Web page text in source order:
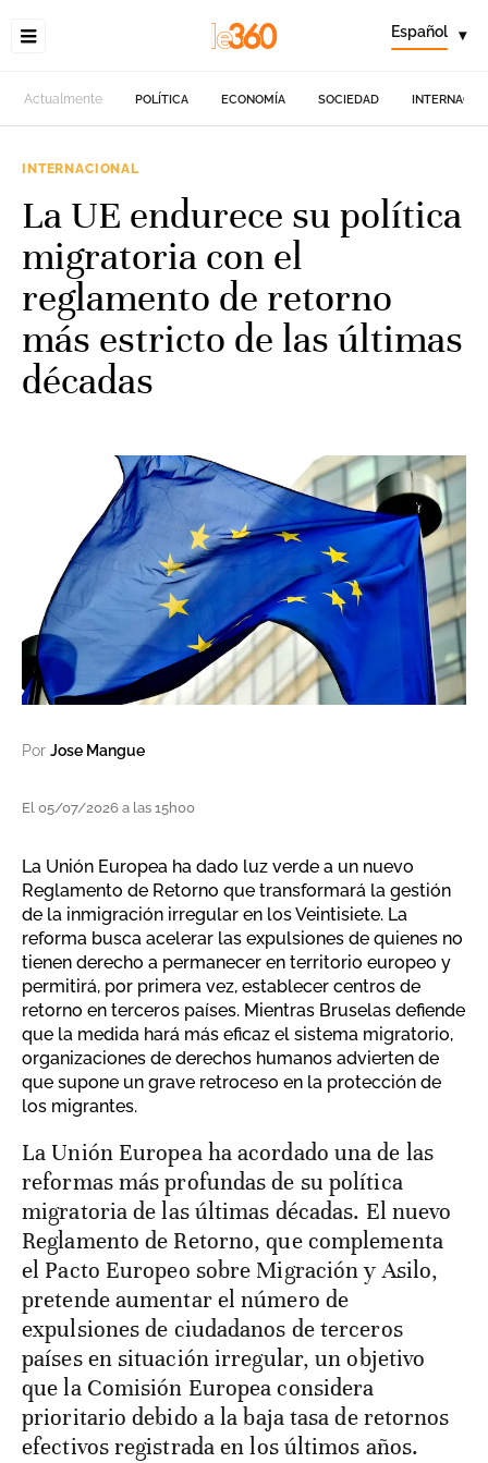
Español ▾
Actualmente POLÍTICA ECONOMÍA SOCIEDAD
INTERNACIONAL
La UE endurece su política
migratoria con el
reglamento de retorno
más estricto de las últimas
décadas
Por Jose Mangue
El 05/07/2026 a las 15h00
La Unión Europea ha dado luz verde a un nuevo
Reglamento de Retorno que transformará la gestión
de la inmigración irregular en los Veintisiete. La
reforma busca acelerar las expulsiones de quienes no
tienen derecho a permanecer en territorio europeo y
permitirá, por primera vez, establecer centros de
retorno en terceros países. Mientras Bruselas defiende
que la medida hará más eficaz el sistema migratorio,
organizaciones de derechos humanos advierten de
que supone un grave retroceso en la protección de
los migrantes.
La Unión Europea ha acordado una de las
reformas más profundas de su política
migratoria de las últimas décadas. El nuevo
Reglamento de Retorno, que complementa
el Pacto Europeo sobre Migración y Asilo,
pretende aumentar el número de
expulsiones de ciudadanos de terceros
países en situación irregular, un objetivo
que la Comisión Europea considera
prioritario debido a la baja tasa de retornos
efectivos registrada en los últimos años.